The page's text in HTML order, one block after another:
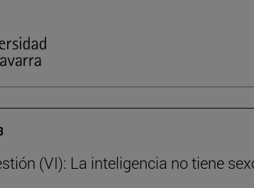
(VI): La inteligencia no tiene